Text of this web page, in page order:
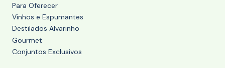
Para Oferecer
Vinhos e Espumantes
Destilados Alvarinho
Gourmet
Conjuntos Exclusivos